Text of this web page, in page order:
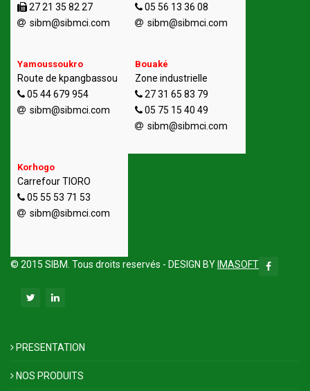
27 21 35 82 27
sibm@sibmci.com
05 56 13 36 08
sibm@sibmci.com
Yamoussoukro
Route de kpangbassou
05 44 679 954
sibm@sibmci.com
Bouaké
Zone industrielle
27 31 65 83 79
05 75 15 40 49
sibm@sibmci.com
Korhogo
Carrefour TIORO
05 55 53 71 53
sibm@sibmci.com
© 2015 SIBM. Tous droits reservés - DESIGN BY IMASOFT
PRESENTATION
NOS PRODUITS